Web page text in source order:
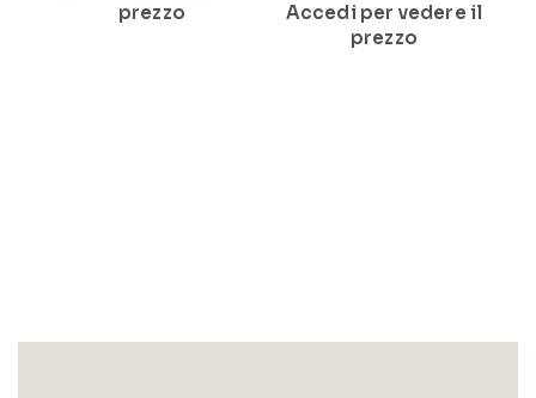
prezzo
Accedi per vedere il
prezzo